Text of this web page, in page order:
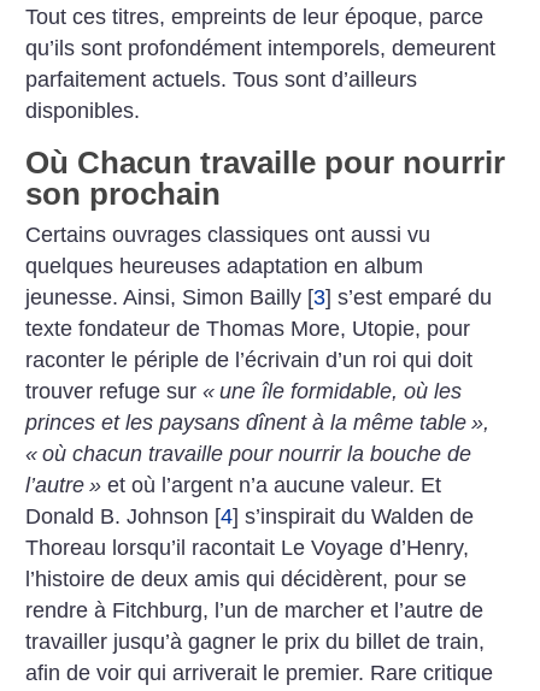
Tout ces titres, empreints de leur époque, parce
qu’ils sont profondément intemporels, demeurent
parfaitement actuels. Tous sont d’ailleurs
disponibles.
Où Chacun travaille pour nourrir
son prochain
Certains ouvrages classiques ont aussi vu
quelques heureuses adaptation en album
jeunesse. Ainsi, Simon Bailly [3] s’est emparé du
texte fondateur de Thomas More, Utopie, pour
raconter le périple de l’écrivain d’un roi qui doit
trouver refuge sur« une île formidable, où les
princes et les paysans dînent à la même table »,
« où chacun travaille pour nourrir la bouche de
l’autre »et où l’argent n’a aucune valeur. Et
Donald B. Johnson [4] s’inspirait du Walden de
Thoreau lorsqu’il racontait Le Voyage d’Henry,
l’histoire de deux amis qui décidèrent, pour se
rendre à Fitchburg, l’un de marcher et l’autre de
travailler jusqu’à gagner le prix du billet de train,
afin de voir qui arriverait le premier. Rare critique